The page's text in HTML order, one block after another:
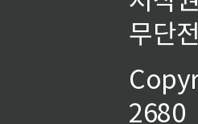
무단
2680